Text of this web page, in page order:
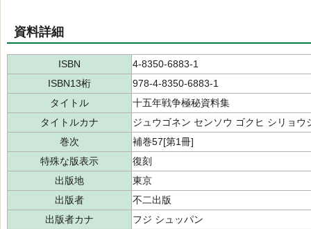
資料詳細
ISBN
4-8350-6883-1
ISBN13桁
978-4-8350-6883-1
タイトル
十五年戦争極秘資料集
タイトルカナ
ジュウゴネン センソウ ゴクヒ シリョウ
巻次
補巻57[第1冊]
特殊な版表示
復刻
出版地
東京
出版者
不二出版
出版者カナ
フジ シュッパン